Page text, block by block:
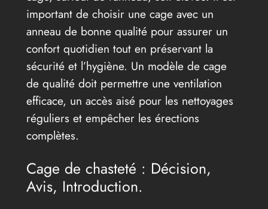
important de choisir une cage avec un
anneau de bonne qualité pour assurer un
confort quotidien tout en préservant la
sécurité et l’hygiène. Un modèle de cage
de qualité doit permettre une ventilation
efficace, un accès aisé pour les nettoyages
réguliers et empêcher les érections
complètes.
Cage de chasteté : Décision,
Avis, Introduction.